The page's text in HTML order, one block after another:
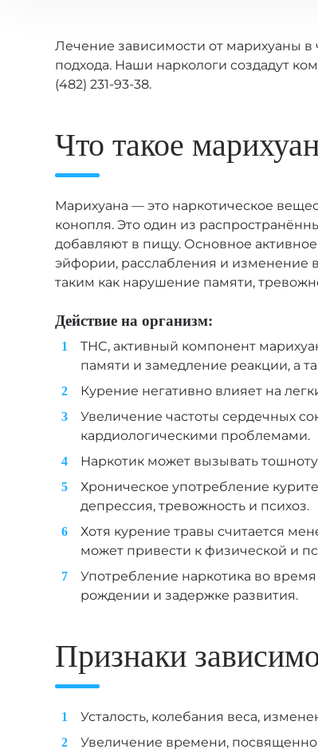
Лечение зависимости от марихуаны
подхода. Наши наркологи создадут
(482) 231-93-38.
Что такое
Марихуана — это наркотическое
конопля. Это один из
добавляют в пищу. Основное активное
эйфории, расслабления и изменение
таким как нарушение памяти,
Действие на организм:
THC, активный компонент
памяти и замедление реакции, а
Курение негативно влияет на
Увеличение частоты сердечных
кардиологическими проблемами.
Наркотик может вызывать тошноту
Хроническое употребление
депрессия, тревожность и психоз.
Хотя курение травы считается
может привести к физической и
Употребление наркотика во
рождении и задержке развития.
Признаки
Усталость, колебания веса,
Увеличение времени,